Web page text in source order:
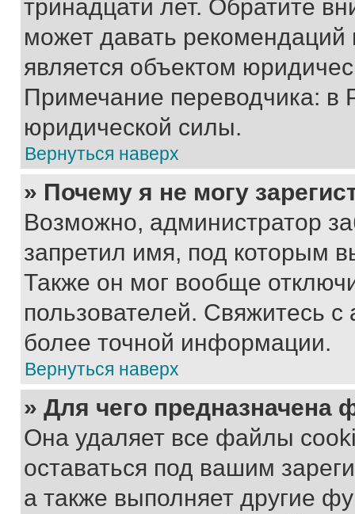
тринадцати лет. Обратите
может давать
является объектом
Примечание переводчика: в
юридической силы.
Вернуться наверх
» Почему я не могу
Возможно, администратор
запретил имя, под которым
Также он мог вообще
пользователей. Свяжитесь
более точной информации.
Вернуться наверх
» Для чего предназначена
Она удаляет все файлы
оставаться под вашим
а также выполняет другие